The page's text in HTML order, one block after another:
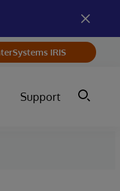
IRIS
Support